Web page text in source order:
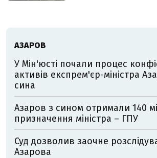
АЗАРОВ
У Мін'юсті почали процес
активів експрем'єр-міністра
сина
Азаров з сином отримали 140
призначення міністра – ГПУ
Суд дозволив заочне
Азарова